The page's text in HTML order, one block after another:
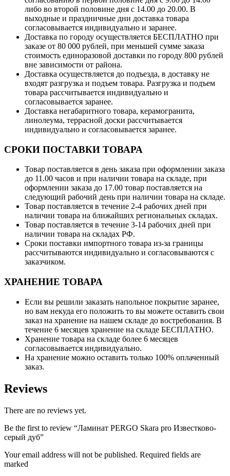
либо во второй половине дня с 14.00 до 20.00. В
выходные и праздничные дни доставка товара
согласовывается индивидуально и заранее.
Доставка по городу осуществляется БЕСПЛАТНО при
заказе от 80 000 рублей, при меньшей сумме заказа
стоимость единоразовой доставки по городу 800 рублей
вне зависимости от района.
Доставка осуществляется до подъезда, в доставку не
входят разгрузка и подъем товара. Разгрузка и подъем
товара рассчитывается индивидуально и
согласовывается заранее.
Доставка негабаритного товара, керамогранита,
линолеума, террасной доски рассчитывается
индивидуально и согласовывается заранее.
СРОКИ ПОСТАВКИ ТОВАРА
Товар поставляется в день заказа при оформлении заказа
до 11.00 часов и при наличии товара на складе, при
оформлении заказа до 17.00 товар поставляется на
следующий рабочий день при наличии товара на складе.
Товар поставляется в течение 2-4 рабочих дней при
наличии товара на ближайших региональных складах.
Товар поставляется в течение 3-14 рабочих дней при
наличии товара на складах РФ.
Сроки поставки импортного товара из-за границы
рассчитываются индивидуально и согласовываются с
заказчиком.
ХРАНЕНИЕ ТОВАРА
Если вы решили заказать напольное покрытие заранее,
но вам некуда его положить то вы можете оставить свои
заказ на хранение на нашем складе до востребования. В
течение 6 месяцев хранение на складе БЕСПЛАТНО.
Хранение товара на складе более 6 месяцев
согласовывается индивидуально.
На хранение можно оставить только 100% оплаченный
заказ.
Reviews
There are no reviews yet.
Be the first to review “Ламинат PERGO Skara pro Известково-
серый дуб”
Your email address will not be published. Required fields are
marked